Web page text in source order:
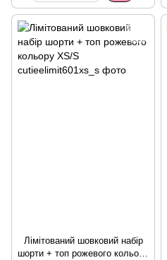
Лімітований шовковий набір
шорти + топ рожевого кольору